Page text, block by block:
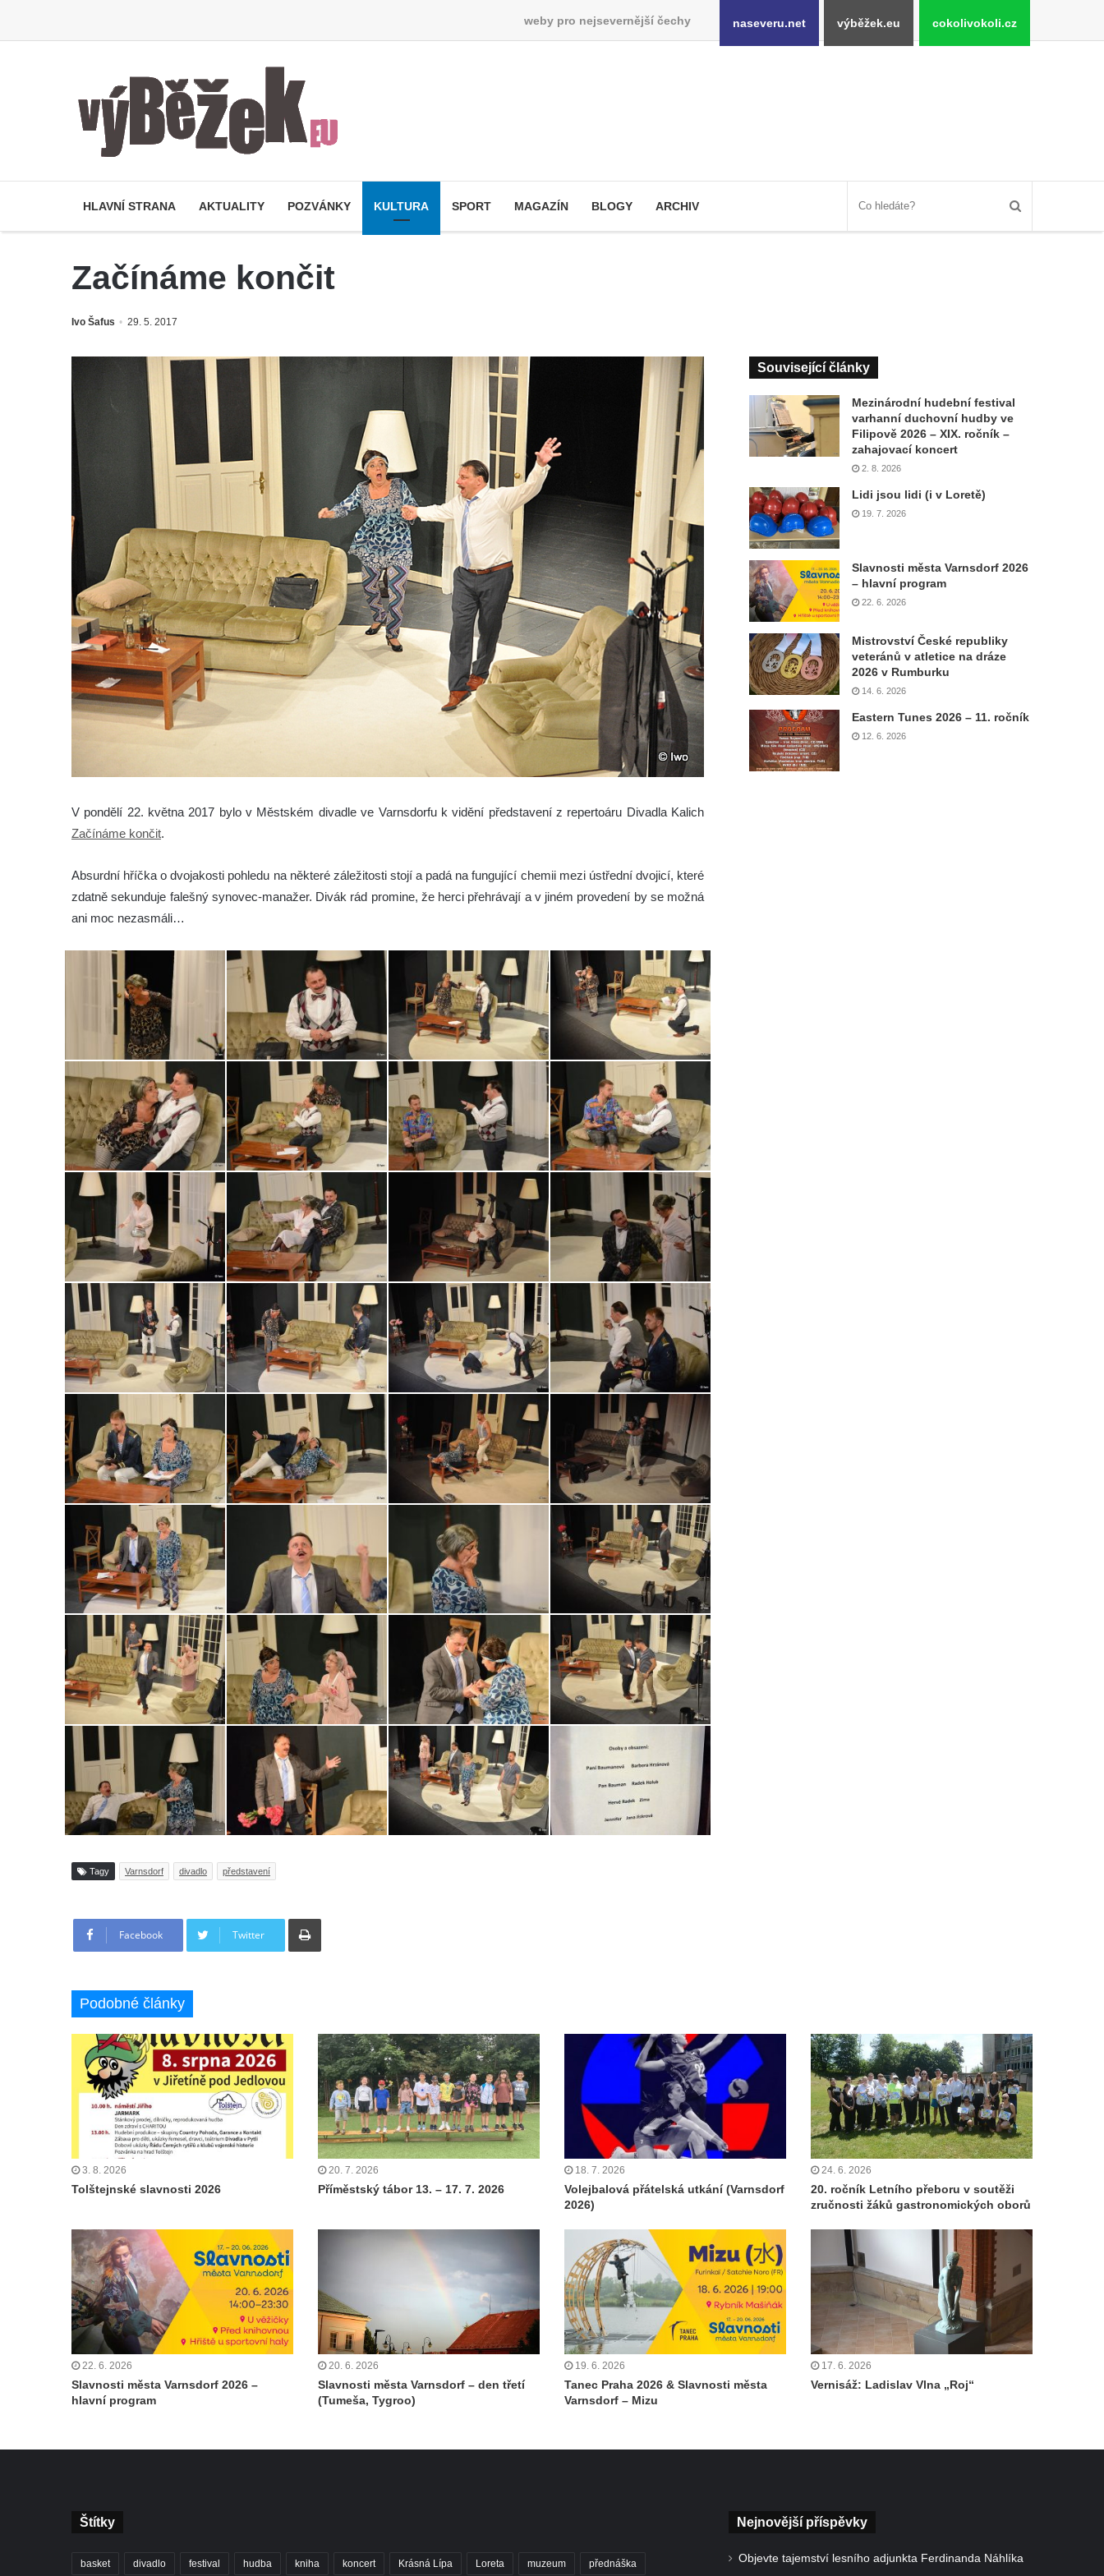
weby pro nejsevernější čechy naseveru.net výběžek.eu cokolivokoli.cz
HLAVNÍ STRANA AKTUALITY POZVÁNKY KULTURA SPORT MAGAZÍN BLOGY ARCHIV
Začínáme končit
Ivo Šafus 29. 5. 2017
V pondělí 22. května 2017 bylo v Městském divadle ve Varnsdorfu k vidění představení z repertoáru Divadla Kalich
Začínáme končit.
Absurdní hříčka o dvojakosti pohledu na některé záležitosti stojí a padá na fungující chemii mezi ústřední dvojicí, které
zdatně sekunduje falešný synovec-manažer. Divák rád promine, že herci přehrávají a v jiném provedení by se možná
ani moc nezasmáli…
Tagy Varnsdorf divadlo představení
Facebook Twitter
Tisknout
Související články
Mezinárodní hudební festival
varhanní duchovní hudby ve
Filipově 2026 – XIX. ročník –
zahajovací koncert
2. 8. 2026
Lidi jsou lidi (i v Loretě)
19. 7. 2026
Slavnosti města Varnsdorf 2026
– hlavní program
22. 6. 2026
Mistrovství České republiky
veteránů v atletice na dráze
2026 v Rumburku
14. 6. 2026
Eastern Tunes 2026 – 11. ročník
12. 6. 2026
Podobné články
3. 8. 2026
Tolštejnské slavnosti 2026
20. 7. 2026
Příměstský tábor 13. – 17. 7. 2026
18. 7. 2026
Volejbalová přátelská utkání (Varnsdorf
2026)
24. 6. 2026
20. ročník Letního přeboru v soutěži
zručnosti žáků gastronomických oborů
22. 6. 2026
Slavnosti města Varnsdorf 2026 –
hlavní program
20. 6. 2026
Slavnosti města Varnsdorf – den třetí
(Tumeša, Tygroo)
19. 6. 2026
Tanec Praha 2026 & Slavnosti města
Varnsdorf – Mizu
17. 6. 2026
Vernisáž: Ladislav Vlna „Roj“
Štítky
basket divadlo festival hudba kniha koncert Krásná Lípa Loreta muzeum přednáška
Nejnovější příspěvky
Objevte tajemství lesního adjunkta Ferdinanda Náhlíka